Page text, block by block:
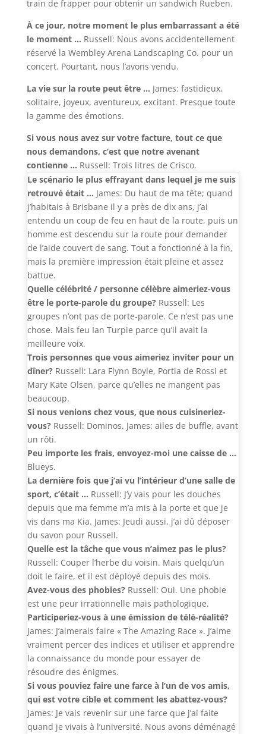
train de frapper pour obtenir un sandwich Rueben.
À ce jour, notre moment le plus embarrassant a été
le moment … Russell: Nous avons accidentellement
réservé la Wembley Arena Landscaping Co. pour un
concert. Pourtant, nous l’avons vendu.
La vie sur la route peut être … James: fastidieux,
solitaire, joyeux, aventureux, excitant. Presque toute
la gamme des émotions.
Si vous nous avez sur votre facture, tout ce que
nous demandons, c’est que notre avenant
contienne … Russell: Trois litres de Crisco.
Le scénario le plus effrayant dans lequel je me suis
retrouvé était … James: Du haut de ma tête; quand
j’habitais à Brisbane il y a près de dix ans, j’ai
entendu un coup de feu en haut de la route, puis un
homme est descendu sur la route pour demander
de l’aide couvert de sang. Tout a fonctionné à la fin,
mais la première impression était pleine et assez
battue.
Quelle célébrité / personne célèbre aimeriez-vous
être le porte-parole du groupe?Russell: Les
groupes n’ont pas de porte-parole. Ce n’est pas une
chose. Mais feu Ian Turpie parce qu’il avait la
meilleure voix.
Trois personnes que vous aimeriez inviter pour un
dîner?Russell: Lara Flynn Boyle, Portia de Rossi et
Mary Kate Olsen, parce qu’elles ne mangent pas
beaucoup.
Si nous venions chez vous, que nous cuisineriez-
vous?Russell: Dominos. James: ailes de buffle, avant
un rôti.
Peu importe les frais, envoyez-moi une caisse de …
Blueys.
La dernière fois que j’ai vu l’intérieur d’une salle de
sport, c’était … Russell: J’y vais pour les douches
depuis que ma femme m’a mis à la porte et que je
vis dans ma Kia. James: Jeudi aussi, j’ai dû déposer
du savon pour Russell.
Quelle est la tâche que vous n’aimez pas le plus?
Russell: Couper l’herbe du voisin. Mais quelqu’un
doit le faire, et il est déployé depuis des mois.
Avez-vous des phobies?Russell: Oui. Une phobie
est une peur irrationnelle mais pathologique.
Participeriez-vous à une émission de télé-réalité?
James: J’aimerais faire « The Amazing Race ». J’aime
vraiment percer des indices et utiliser et apprendre
la connaissance du monde pour essayer de
résoudre des énigmes.
Si vous pouviez faire une farce à l’un de vos amis,
qui est votre cible et comment les abattez-vous?
James: Je vais revenir sur une farce que j’ai faite
quand je vivais à l’université. Nous avons déménagé